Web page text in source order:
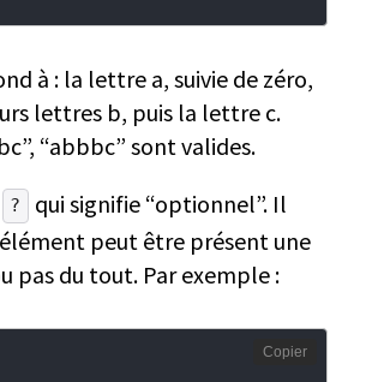
à : la lettre a, suivie de zéro,
lettres b, puis la lettre c.
“abbbc” sont valides.
?
qui signifie “optionnel”. Il
peut être présent une
pas du tout. Par exemple :
Copier